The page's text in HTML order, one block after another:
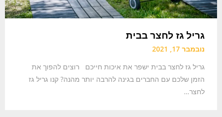
גריל גז לחצר בבית
נובמבר 17, 2021
גריל גז לחצר בבית ישפר את איכות חייכם רוצים להפוך את
הזמן שלכם עם החברים בגינה להרבה יותר מהנה? קנו גריל גז
לחצר…